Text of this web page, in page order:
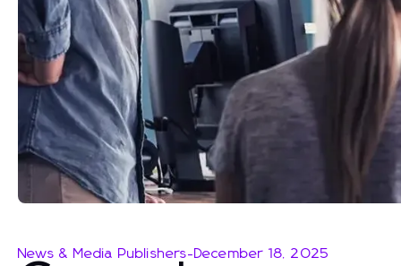
News & Media Publishers-December 18, 2025